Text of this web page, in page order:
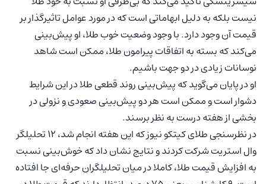
نیست بلکه به دلیل ابهاماتی است که در مورد عوامل تاثیرگذار بر
قیمت آن وجود دارد. با وجود وضعیت خوب طلا، او پیش‌بینی
می‌کند که بسته به اتفاقات پیرامون طلا، ممکن است شاهد
نوسانات زیادی در دو جهت باشیم.
او در پایان می‌گوید که پیش‌بینی روند قطعی طلا در این شرایط
دشوار است و ممکن است هر دو پیش‌بینی صعودی و نزولی در
بخشی از هفته درست به نظر برسند.
در نظرسنجی طلای کیتکو نیوز که این هفته انجام شد، ۱۲ تحلیلگر
وال استریت شرکت کردند و نتایج نشان داد که خوش‌بینی نسبت
به افزایش قیمت طلا، کاملا در میان تحلیلگران حرفه‌ای جا افتاده